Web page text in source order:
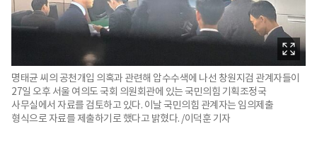
명태균 씨의 공천개입 의혹과 관련해 압수수색에 나선 창원지검 관계자들이
27일 오후 서울 여의도 국회 의원회관에 있는 국민의힘 기획조정국
사무실에서 자료를 검토하고 있다. 이날 국민의힘 관계자는 임의제출
형식으로 자료를 제출하기로 했다고 밝혔다. /이덕훈 기자